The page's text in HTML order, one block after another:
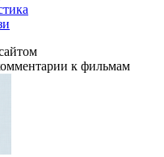
к фильмам